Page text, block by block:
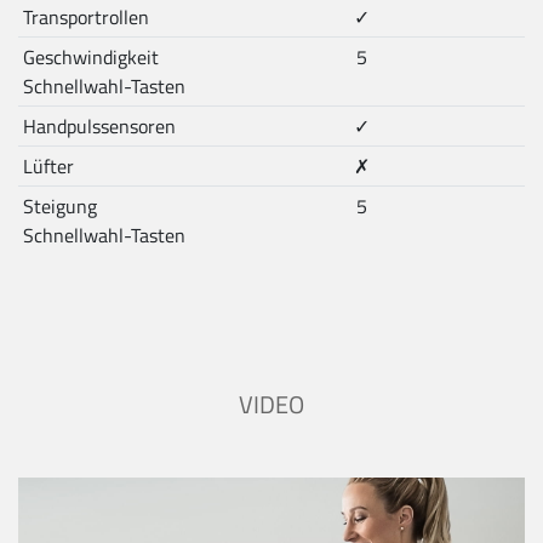
Transportrollen
✓
Geschwindigkeit
Schnellwahl-Tasten
5
Handpulssensoren
✓
Lüfter
✗
Steigung
Schnellwahl-Tasten
5
VIDEO